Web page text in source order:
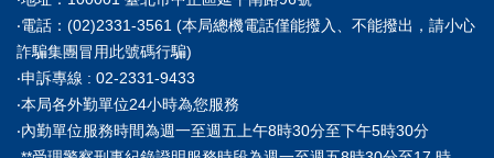
‧電話：(02)2331-3561 (本局總機電話僅能撥入、不能撥出，請小心
詐騙集團冒用此號碼行騙)
‧申訴專線 : 02-2331-9433
‧本局各外勤單位24小時為您服務
‧內勤單位服務時間為週一至週五上午8時30分至下午5時30分